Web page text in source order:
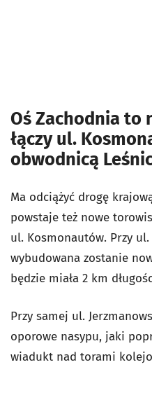
Oś Zachodnia to
łączy ul.
obwodnicą
Ma odciążyć drogę
powstaje też nowe
ul. Kosmonautów. Przy
wybudowana zostanie
będzie miała 2 km
Przy samej ul.
oporowe nasypu, jaki
wiadukt nad torami